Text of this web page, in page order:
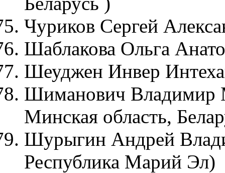
Чуриков Сергей
Шаблакова Ольга
Шеуджен Инвер
Шиманович Владимир
Минская область,
Шурыгин Андрей
Республика Марий Эл)